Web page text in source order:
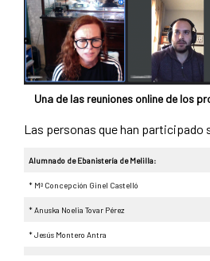
Una de las reuniones online de los
Las personas que han participado
Alumnado de Ebanistería de Melilla:
* Mª Concepción Ginel Castelló
* Anuska Noelia Tovar Pérez
* Jesús Montero Antra